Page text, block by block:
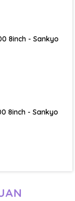
8inch - Sankyo
8inch - Sankyo